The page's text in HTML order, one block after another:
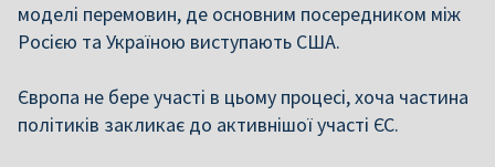
моделі перемовин, де основним посередником між
Росією та Україною виступають США.
Європа не бере участі в цьому процесі, хоча частина
політиків закликає до активнішої участі ЄС.